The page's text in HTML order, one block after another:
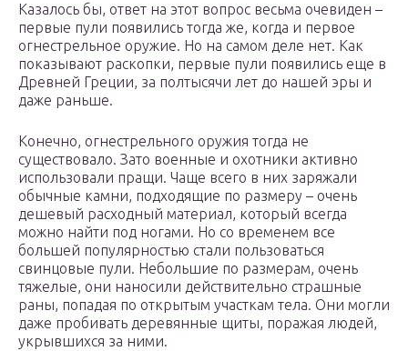
Казалось бы, ответ на этот вопрос весьма очевиден –
первые пули появились тогда же, когда и первое
огнестрельное оружие. Но на самом деле нет. Как
показывают раскопки, первые пули появились еще в
Древней Греции, за полтысячи лет до нашей эры и
даже раньше.
Конечно, огнестрельного оружия тогда не
существовало. Зато военные и охотники активно
использовали пращи. Чаще всего в них заряжали
обычные камни, подходящие по размеру – очень
дешевый расходный материал, который всегда
можно найти под ногами. Но со временем все
большей популярностью стали пользоваться
свинцовые пули. Небольшие по размерам, очень
тяжелые, они наносили действительно страшные
раны, попадая по открытым участкам тела. Они могли
даже пробивать деревянные щиты, поражая людей,
укрывшихся за ними.